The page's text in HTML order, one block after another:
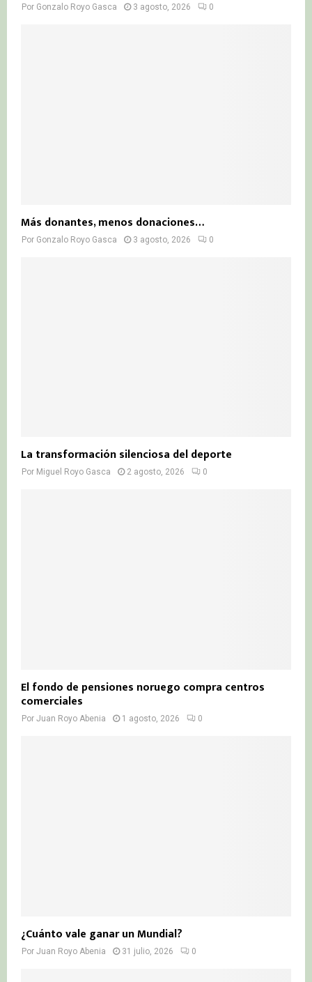
Por Gonzalo Royo Gasca 3 agosto, 2026 0
Más donantes, menos donaciones…
Por Gonzalo Royo Gasca 3 agosto, 2026 0
La transformación silenciosa del deporte
Por Miguel Royo Gasca 2 agosto, 2026 0
El fondo de pensiones noruego compra centros
comerciales
Por Juan Royo Abenia 1 agosto, 2026 0
¿Cuánto vale ganar un Mundial?
Por Juan Royo Abenia 31 julio, 2026 0